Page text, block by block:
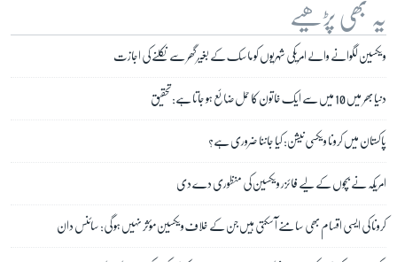
یہ بھی پڑھیے
ویکسین لگوانے والے امریکی شہریوں کو ماسک کے بغیر گھر سے نکلنے کی اجازت
دنیا بھر میں 10 میں سے ایک خاتون کا حمل ضائع ہو جاتا ہے: تحقیق
پاکستان میں کرونا ویکسی نیشن: کیا جاننا ضروری ہے؟
امریکہ نے بچوں کے لیے فائزر ویکسین کی منظوری دے دی
کرونا کی ایسی اقسام بھی سامنے آ سکتی ہیں جن کے خلاف ویکسین مؤثر نہیں ہو گی: سائنس دان